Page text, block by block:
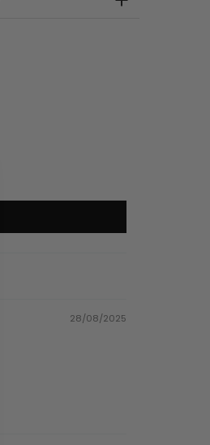
28/08/2025